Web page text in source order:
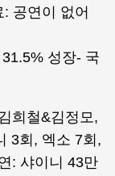
공연이 없어
성장- 국
희철&김정모,
3회, 엑소 7회,
: 샤이니 43만